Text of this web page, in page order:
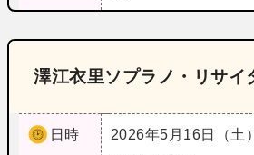
澤江衣里ソプラノ・リサイ
日時
2026年5月16日（土）